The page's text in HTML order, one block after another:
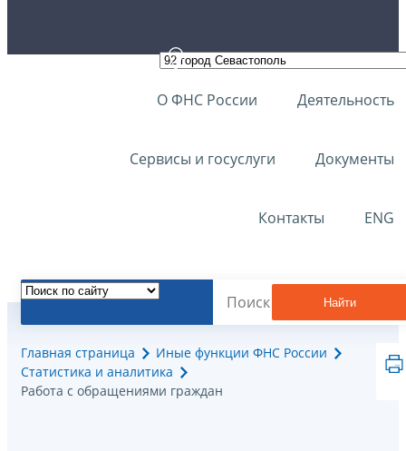
О ФНС России Деятельность
Сервисы и госуслуги Документы
Контакты ENG
Найти
Главная страница
Иные функции ФНС России
Статистика и аналитика
Работа с обращениями граждан